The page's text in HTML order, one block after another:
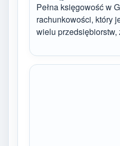
Pełna księgowość w
rachunkowości, który
wielu